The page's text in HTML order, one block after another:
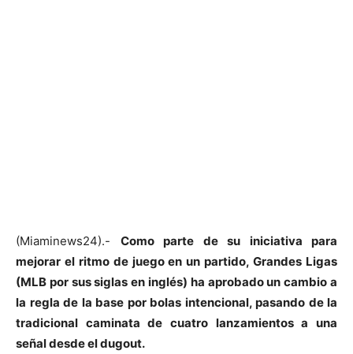
(Miaminews24).- Como parte de su iniciativa para
mejorar el ritmo de juego en un partido, Grandes Ligas
(MLB por sus siglas en inglés) ha aprobado un cambio a
la regla de la base por bolas intencional, pasando de la
tradicional caminata de cuatro lanzamientos a una
señal desde el dugout.